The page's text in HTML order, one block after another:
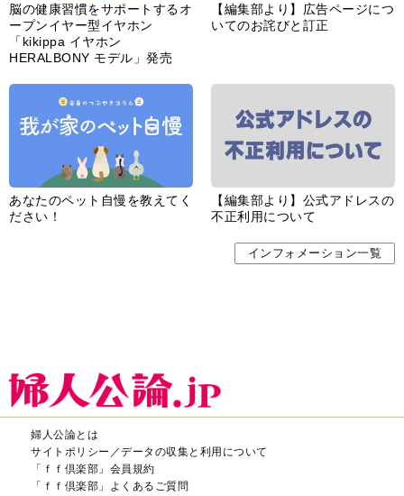
脳の健康習慣をサポートするオ
ープンイヤー型イヤホン
「kikippa イヤホン
HERALBONY モデル」発売
【編集部より】広告ページにつ
いてのお詫びと訂正
あなたのペット自慢を教えてく
ださい！
【編集部より】公式アドレスの
不正利用について
インフォメーション一覧
婦人公論とは
サイトポリシー／データの収集と利用について
「ｆｆ倶楽部」会員規約
「ｆｆ倶楽部」よくあるご質問